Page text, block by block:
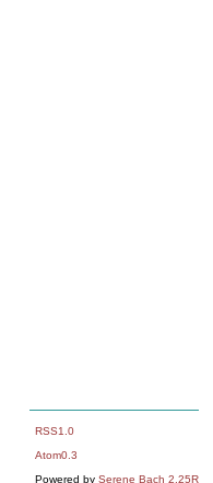
RSS1.0
Atom0.3
Powered by Serene Bach 2.25R